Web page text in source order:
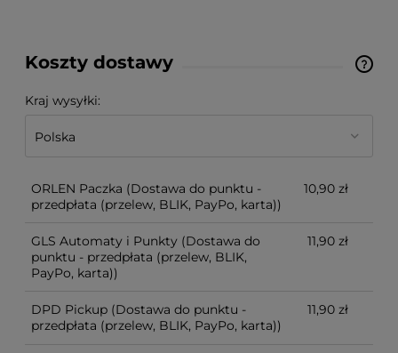
Koszty dostawy
Cena nie zawiera ewentualnych kosztów płatności
Kraj wysyłki:
ORLEN Paczka (Dostawa do punktu -
przedpłata (przelew, BLIK, PayPo, karta))
10,90 zł
GLS Automaty i Punkty (Dostawa do
punktu - przedpłata (przelew, BLIK,
PayPo, karta))
11,90 zł
DPD Pickup (Dostawa do punktu -
przedpłata (przelew, BLIK, PayPo, karta))
11,90 zł